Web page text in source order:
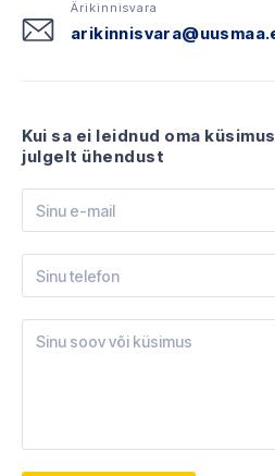
Ärikinnisvara
Kui sa ei leidnud oma
julgelt ühendust